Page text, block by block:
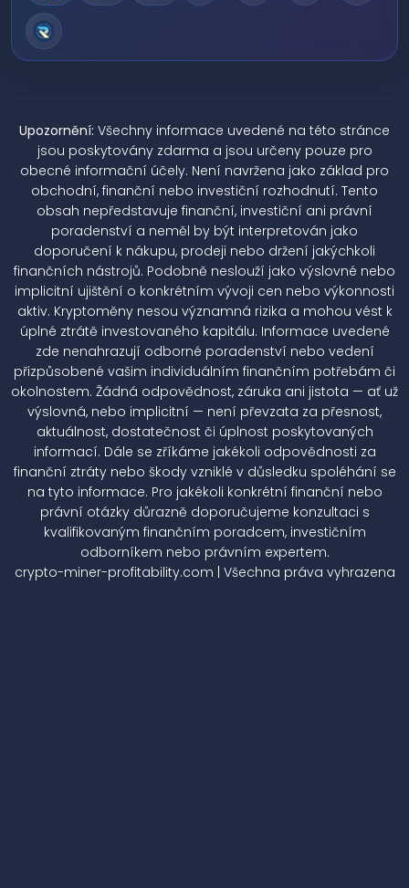
Upozornění: Všechny informace uvedené na této stránce
jsou poskytovány zdarma a jsou určeny pouze pro
obecné informační účely. Není navržena jako základ pro
obchodní, finanční nebo investiční rozhodnutí. Tento
obsah nepředstavuje finanční, investiční ani právní
poradenství a neměl by být interpretován jako
doporučení k nákupu, prodeji nebo držení jakýchkoli
finančních nástrojů. Podobně neslouží jako výslovné nebo
implicitní ujištění o konkrétním vývoji cen nebo výkonnosti
aktiv. Kryptoměny nesou významná rizika a mohou vést k
úplné ztrátě investovaného kapitálu. Informace uvedené
zde nenahrazují odborné poradenství nebo vedení
přizpůsobené vašim individuálním finančním potřebám či
okolnostem. Žádná odpovědnost, záruka ani jistota — ať už
výslovná, nebo implicitní — není převzata za přesnost,
aktuálnost, dostatečnost či úplnost poskytovaných
informací. Dále se zříkáme jakékoli odpovědnosti za
finanční ztráty nebo škody vzniklé v důsledku spoléhání se
na tyto informace. Pro jakékoli konkrétní finanční nebo
právní otázky důrazně doporučujeme konzultaci s
kvalifikovaným finančním poradcem, investičním
odborníkem nebo právním expertem.
crypto-miner-profitability.com | Všechna práva vyhrazena